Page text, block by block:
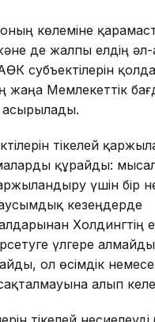
көлеміне
де жалпы елдің
субъектілерін
Мемлекеттік
асырылады.
тікелей
құрайды:
үшін бір
кезеңдерде
Холдингтің
үлгере
ол өсімдік
алып